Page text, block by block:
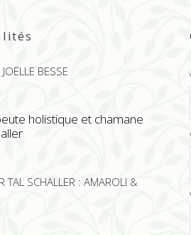
BESSE
holistique et chamane
TAL SCHALLER : AMAROLI &